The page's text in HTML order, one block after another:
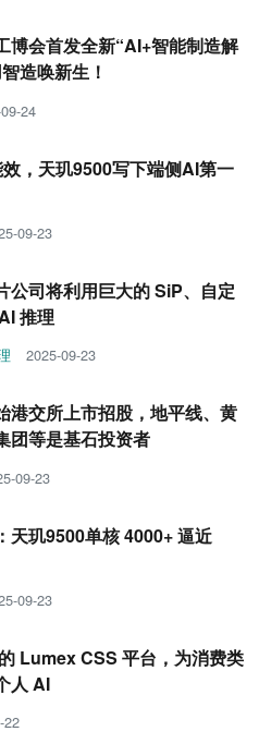
博会首发全新“AI+智能制造解
造唤新生！
24
，天玑9500写下端侧AI第一
09-23
公司将利用巨大的 SiP、自定
推理
2025-09-23
港交所上市招股，地平线、黄
团等是基石投资者
09-23
天玑9500单核 4000+ 逼近
09-23
Lumex CSS 平台，为消费类
人 AI
22